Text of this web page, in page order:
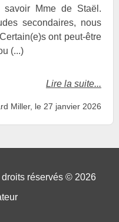
savoir Mme de Staël.
secondaires, nous
ont peut-être
(...)
Lire la suite...
Miller, le 27 janvier 2026
réservés © 2026